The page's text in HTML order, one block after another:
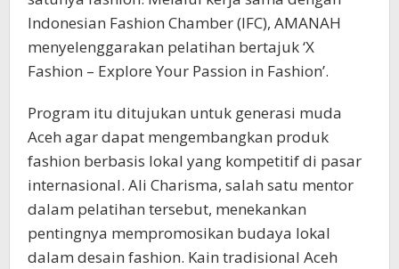
Indonesian Fashion Chamber (IFC), AMANAH
menyelenggarakan pelatihan bertajuk ‘X
Fashion – Explore Your Passion in Fashion’.
Program itu ditujukan untuk generasi muda
Aceh agar dapat mengembangkan produk
fashion berbasis lokal yang kompetitif di pasar
internasional. Ali Charisma, salah satu mentor
dalam pelatihan tersebut, menekankan
pentingnya mempromosikan budaya lokal
dalam desain fashion. Kain tradisional Aceh